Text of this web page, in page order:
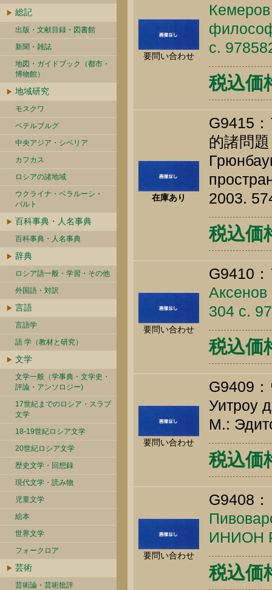
総記
出版・文献目録・図書館
新聞・雑誌
地図・ガイドブック（都市・
博物館）
地域研究
モスクワ
ペテルブルグ
中央アジア・シベリア
カフカス
ロシアの諸地域
ウクライナ・ベラルーシ・
バルト
百科事典・人名事典
百科事典・人名事典
辞典
ロシア語一般・学習・その他
外国語・対訳
言語
言語学
語 学（教材と研究）
文学
文学一般（学事典・文学史・
評論・アンソロジー)
17世紀までのロシア・スラブ
文学
18-19世紀ロシア文学
20世紀ロシア文学
歴史文学・回想録
現代文学・読み物
児童文学
絵本
世界文学
フォークロア
芸術
芸術論・芸術批評
要問い合わせ
c.
税込価
在庫あり
G9415
的諸問題
2003.
税込価
要問い合わせ
G9410：
304 c.
税込価
要問い合わせ
G9409
Уитроу
М.:
税込価
要問い合わせ
G9408：
ИНИОН
税込価